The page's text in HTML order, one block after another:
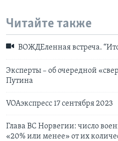
Читайте также
ВОЖДЕленная встреча.
Эксперты – об очередной
Путина
VOAэкспресс 17 сентября 2023
Глава ВС Норвегии: число
«20% или менее» от их